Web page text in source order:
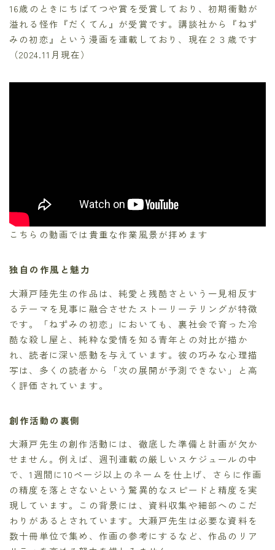
16歳のときにちばてつや賞を受賞しており、初期衝動が
溢れる怪作『だくてん』が受賞です。講談社から『ねず
みの初恋』という漫画を連載しており、現在２３歳です
（2024.11月現在）
こちらの動画では貴重な作業風景が拝めます
独自の作風と魅力
大瀬戸陸先生の作品は、純愛と残酷さという一見相反す
るテーマを見事に融合させたストーリーテリングが特徴
です。「ねずみの初恋」においても、裏社会で育った冷
酷な殺し屋と、純粋な愛情を知る青年との対比が描か
れ、読者に深い感動を与えています。彼の巧みな心理描
写は、多くの読者から「次の展開が予測できない」と高
く評価されています。
創作活動の裏側
大瀬戸先生の創作活動には、徹底した準備と計画が欠か
せません。例えば、週刊連載の厳しいスケジュールの中
で、1週間に10ページ以上のネームを仕上げ、さらに作画
の精度を落とさないという驚異的なスピードと精度を実
現しています。この背景には、資料収集や細部へのこだ
わりがあるとされています。大瀬戸先生は必要な資料を
数十冊単位で集め、作画の参考にするなど、作品のリア